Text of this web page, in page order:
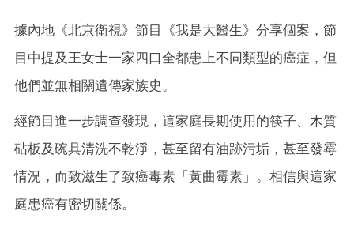
據內地《北京衛視》節目《我是大醫生》分享個案，節
目中提及王女士一家四口全都患上不同類型的癌症，但
他們並無相關遺傳家族史。
經節目進一步調查發現，這家庭長期使用的筷子、木質
砧板及碗具清洗不乾淨，甚至留有油跡污垢，甚至發霉
情況，而致滋生了致癌毒素「黃曲霉素」。相信與這家
庭患癌有密切關係。